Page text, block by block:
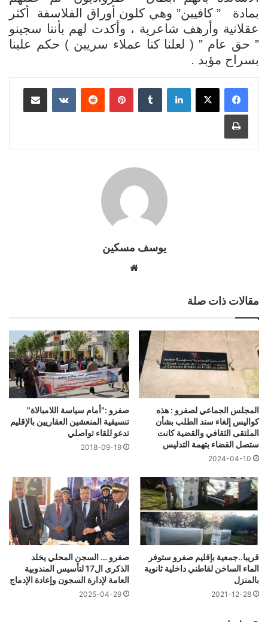
بمادة
” كافيين” وهي كلون أوراق الفلاسفة
أكثر
عقلانية وأرهف شاعرية ، وأكدت لهم بأننا سجينو
” حق عام ” ( لعلنا كنا عملاء سريين ) حكم علينا
بسراح مؤبد .
لينكدإن بينتيريست مشاركة عبر البريد
طباعة
يوسف مسكين
مقالات ذات صلة
المجلس الجماعي لصفرو : هذه
كواليس إلغاء سند الطلب بشأن
الملتقى الثقافي والقضية كانت
ستصل القضاء بتهمة التدليس
2024-04-10
صفرو :"أمام سياسة اللامبالاة"
تنسيقية المنعشين العقاريين بالإقليم
تدعو للقاء تواصلي
2018-09-19
قريبا..جمعية بإقليم صفرو ستوفر
الماء الساخن لقاطني داخلية ثانوية
بالمنزل
2021-12-28
صفرو … السجن المحلي يخلد
الذكرى ال17 لتأسيس المندوبية
العامة لإدارة السجون وإعادة الإدماج
2025-04-29